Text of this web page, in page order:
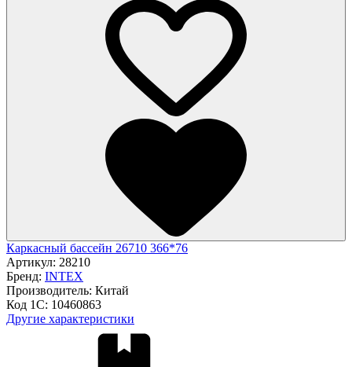
Каркасный бассейн 26710 366*76
Артикул: 28210
Бренд: INTEX
Производитель: Китай
Код 1С: 10460863
Другие характеристики